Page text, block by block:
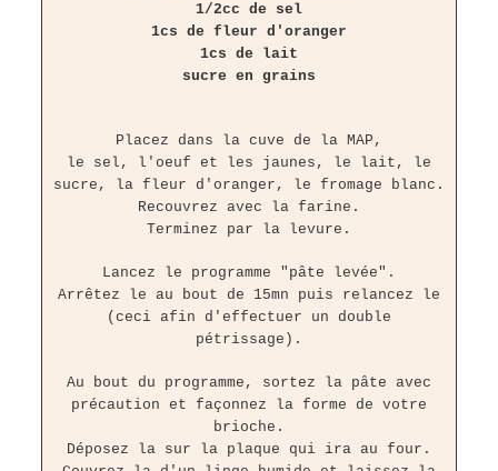
1/2cc de sel
1cs de fleur d'oranger
1cs de lait
sucre en grains
Placez dans la cuve de la MAP,
le sel, l'oeuf et les jaunes, le lait, le
sucre, la fleur d'oranger, le fromage blanc.
Recouvrez avec la farine.
Terminez par la levure.
Lancez le programme "pâte levée".
Arrêtez le au bout de 15mn puis relancez le
(ceci afin d'effectuer un double
pétrissage).
Au bout du programme, sortez la pâte avec
précaution et façonnez la forme de votre
brioche.
Déposez la sur la plaque qui ira au four.